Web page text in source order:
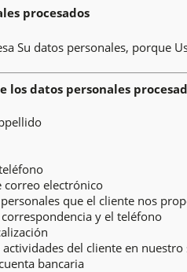
procesados
Su datos personales, porque
los datos personales
correo electrónico
que el cliente nos
y el teléfono
actividades del cliente en
bancaria